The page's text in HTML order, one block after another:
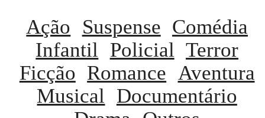
Ação Suspense Comédia
Infantil
Policial Terror
Ficção Romance Aventura
Musical
Documentário